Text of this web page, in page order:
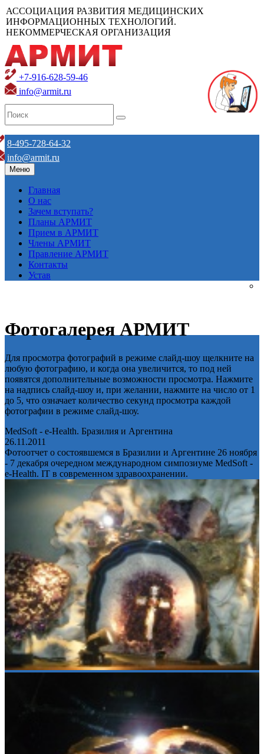
АССОЦИАЦИЯ РАЗВИТИЯ МЕДИЦИНСКИХ
ИНФОРМАЦИОННЫХ ТЕХНОЛОГИЙ.
НЕКОММЕРЧЕСКАЯ ОРГАНИЗАЦИЯ
+7-916-628-59-46
info@armit.ru
8-495-728-64-32
info@armit.ru
Меню
Главная
О нас
Зачем вступать?
Планы АРМИТ
Прием в АРМИТ
Члены АРМИТ
Правление АРМИТ
Контакты
Устав
Фотогалерея АРМИТ
Для просмотра фотографий в режиме слайд-шоу щелкните на
любую фотографию, и когда она увеличится, то под ней
появятся дополнительные возможности просмотра. Нажмите
на надпись слайд-шоу и, при желании, нажмите на число от 1
до 5, что означает количество секунд просмотра каждой
фотографии в режиме слайд-шоу.
MedSoft - e-Health. Бразилия и Аргентина
26.11.2011
Фотоотчет о состоявшемся в Бразилии и Аргентине 26 ноября
- 7 декабря очередном международном симпозиуме MedSoft -
e-Health. IT в современном здравоохранении.